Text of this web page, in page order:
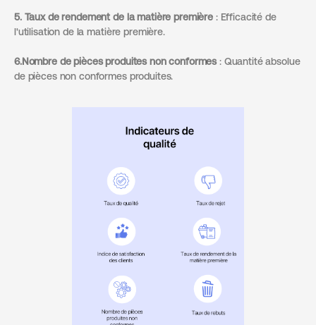
5. Taux de rendement de la matière première: Efficacité de
l'utilisation de la matière première.
6.Nombre de pièces produites non conformes: Quantité absolue
de pièces non conformes produites.